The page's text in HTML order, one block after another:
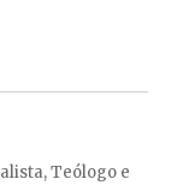
Teólogo e